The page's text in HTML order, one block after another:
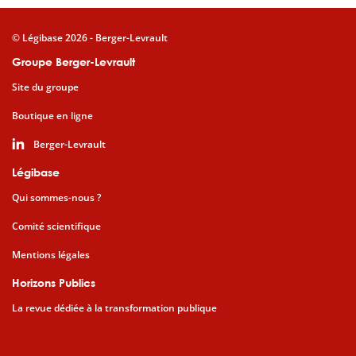
Groupe Berger-Levrault
Site du groupe
Boutique en ligne
Berger-Levrault
Légibase
Qui sommes-nous ?
Comité scientifique
Mentions légales
Horizons Publics
La revue dédiée à la transformation publique
© Légibase 2026 - Berger-Levrault